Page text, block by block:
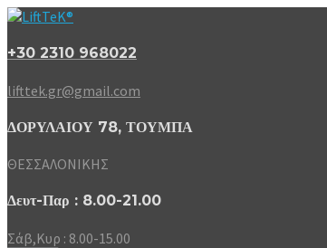
+30 2310 968022
lifttek.gr@gmail.com
ΔΟΡΥΛΑΙΟΥ 78, ΤΟΥΜΠΑ
ΘΕΣΣΑΛΟΝΙΚΗΣ
Δευτ-Παρ : 8.00-21.00
Σάβ,Κυρ : 8.00-15.00